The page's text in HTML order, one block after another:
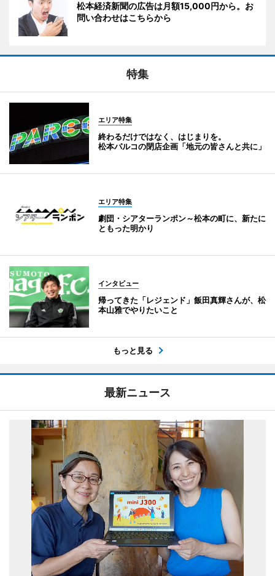
松本経済新聞の広告は月額15,000円から。お
問い合わせはこちらから
特集
エリア特集
終わるだけではなく、はじまりを。
松本パルコの閉店企画「地元の皆さんと共に」
エリア特集
劇団・シアターランポン～松本の町に、新たに
ともった明かり
インタビュー
帰ってきた「レジェンド」飯田真輝さんが、松
本山雅でやりたいこと
もっと見る
最新ニュース